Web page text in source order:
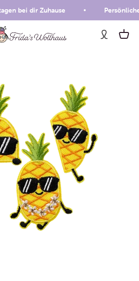
bei dir Zuhause
Wollhaus